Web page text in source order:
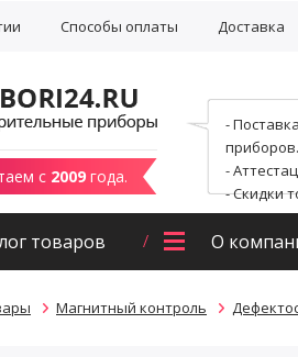
Способы оплаты Доставка
с 2009 года.
-
приборов.
-
- Скидки
товаров О
Магнитный контроль